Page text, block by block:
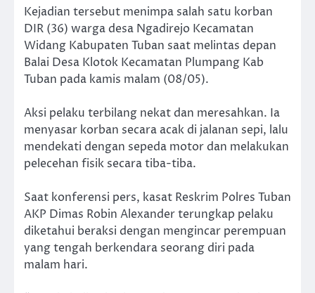
Kejadian tersebut menimpa salah satu korban
DIR (36) warga desa Ngadirejo Kecamatan
Widang Kabupaten Tuban saat melintas depan
Balai Desa Klotok Kecamatan Plumpang Kab
Tuban pada kamis malam (08/05).
Aksi pelaku terbilang nekat dan meresahkan. Ia
menyasar korban secara acak di jalanan sepi, lalu
mendekati dengan sepeda motor dan melakukan
pelecehan fisik secara tiba-tiba.
Saat konferensi pers, kasat Reskrim Polres Tuban
AKP Dimas Robin Alexander terungkap pelaku
diketahui beraksi dengan mengincar perempuan
yang tengah berkendara seorang diri pada
malam hari.